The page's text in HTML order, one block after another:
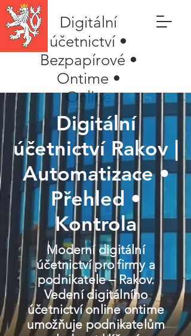
Digitální
účetnictví •
Bezpapírové •
Ontime •
Online
Digitální
účetnictví Rakov |
Automatizace •
Přehled •
Kontrola
Moderní digitální
účetnictví pro firmy a
podnikatele – Rakov.
Vedení digitálního
účetnictví online ontime
umožňuje podnikatelům